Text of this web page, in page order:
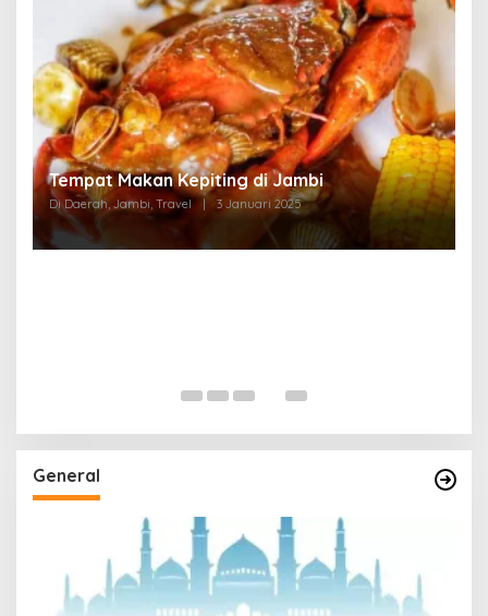
Tempat Makan di Thehok Jambi
Di Daerah, Jambi, Travel 3 Januari 2025
General